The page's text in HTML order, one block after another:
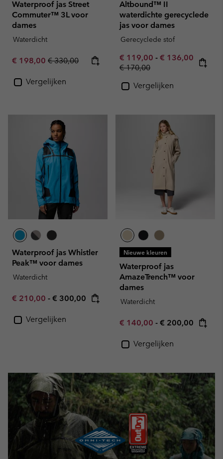
Waterproof jas Street
Commuter™ 3L voor
dames
Waterdicht
Sale price:
€ 198,00 Regular price:
€ 330,00
Vergelijken
Altbound™ II
waterdichte gerecyclede
jas voor dames
Gerecyclede stof
Minimum sale price:
€ 119,00 - Maximum sale
€ 136,00
Regular price:
€ 170,00
Vergelijken
Waterproof jas Whistler
Peak™ voor dames
Waterdicht
Minimum sale price:
€ 210,00 - Maximum price:
€ 300,00
Vergelijken
Nieuwe kleuren
Waterproof jas
AmazeTrench™ voor
dames
Waterdicht
Minimum sale price:
€ 140,00 - Maximum price:
€ 200,00
Vergelijken